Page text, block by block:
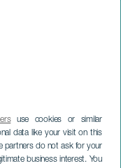
use cookies or similar
data like your visit on this
partners do not ask for your
business interest. You